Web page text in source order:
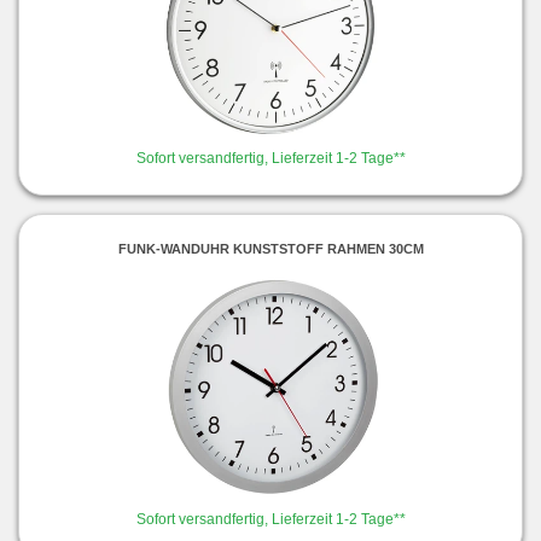
Sofort versandfertig, Lieferzeit 1-2 Tage**
FUNK-WANDUHR KUNSTSTOFF RAHMEN 30CM
Sofort versandfertig, Lieferzeit 1-2 Tage**